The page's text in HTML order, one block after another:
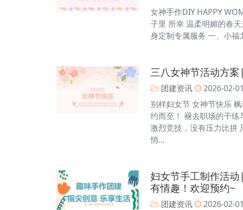
女神手作DIY HAPPY
子里 所幸 温柔明媚的春天
身定制专属服务 一、小
三八女神节活动方
团建资讯 2026-02-01
别样妇女节 女神节快乐
约而至！ 褪去职场的干
激烈竞技，没有压力比拼
悄…
妇女节手工制作活
有情趣！欢迎预约~
团建资讯 2026-02-01